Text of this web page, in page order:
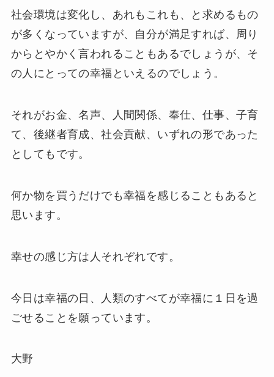
社会環境は変化し、あれもこれも、と求めるもの
が多くなっていますが、自分が満足すれば、周り
からとやかく言われることもあるでしょうが、そ
の人にとっての幸福といえるのでしょう。
それがお金、名声、人間関係、奉仕、仕事、子育
て、後継者育成、社会貢献、いずれの形であった
としてもです。
何か物を買うだけでも幸福を感じることもあると
思います。
幸せの感じ方は人それぞれです。
今日は幸福の日、人類のすべてが幸福に１日を過
ごせることを願っています。
大野